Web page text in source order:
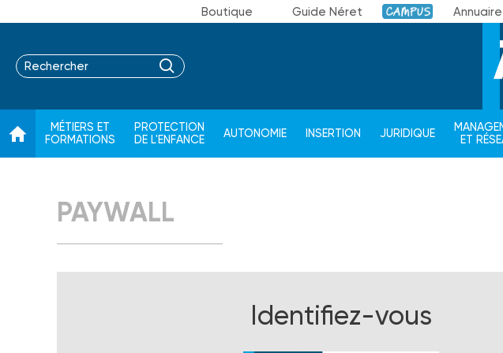
Boutique Guide Néret Campus
MÉTIERS ET
FORMATIONS
PROTECTION
DE L'ENFANCE
AUTONOMIE INSERTION JURIDIQUE
ET
PAYWALL
Identifiez-vous